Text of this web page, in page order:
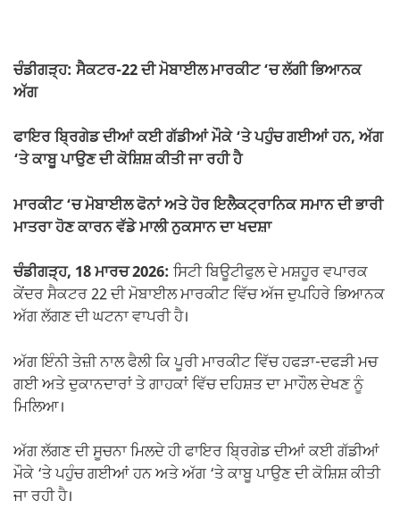
e
o
o
k
s
p
p
gr
m
y
n
k
e
ਚੰਡੀਗੜ੍ਹ: ਸੈਕਟਰ-22 ਦੀ ਮੋਬਾਈਲ ਮਾਰਕੀਟ ‘ਚ ਲੱਗੀ ਭਿਆਨਕ
ਅੱਗ
ਫਾਇਰ ਬ੍ਰਿਗੇਡ ਦੀਆਂ ਕਈ ਗੱਡੀਆਂ ਮੌਕੇ ‘ਤੇ ਪਹੁੰਚ ਗਈਆਂ ਹਨ, ਅੱਗ
‘ਤੇ ਕਾਬੂ ਪਾਉਣ ਦੀ ਕੋਸ਼ਿਸ਼ ਕੀਤੀ ਜਾ ਰਹੀ ਹੈ
ਮਾਰਕੀਟ ‘ਚ ਮੋਬਾਈਲ ਫੋਨਾਂ ਅਤੇ ਹੋਰ ਇਲੈਕਟ੍ਰਾਨਿਕ ਸਮਾਨ ਦੀ ਭਾਰੀ
ਮਾਤਰਾ ਹੋਣ ਕਾਰਨ ਵੱਡੇ ਮਾਲੀ ਨੁਕਸਾਨ ਦਾ ਖਦਸ਼ਾ
ਚੰਡੀਗੜ੍ਹ, 18 ਮਾਰਚ 2026: ਸਿਟੀ ਬਿਊਟੀਫੁਲ ਦੇ ਮਸ਼ਹੂਰ ਵਪਾਰਕ
ਕੇਂਦਰ ਸੈਕਟਰ 22 ਦੀ ਮੋਬਾਈਲ ਮਾਰਕੀਟ ਵਿੱਚ ਅੱਜ ਦੁਪਹਿਰੇ ਭਿਆਨਕ
ਅੱਗ ਲੱਗਣ ਦੀ ਘਟਨਾ ਵਾਪਰੀ ਹੈ।
ਅੱਗ ਇੰਨੀ ਤੇਜ਼ੀ ਨਾਲ ਫੈਲੀ ਕਿ ਪੂਰੀ ਮਾਰਕੀਟ ਵਿੱਚ ਹਫੜਾ-ਦਫੜੀ ਮਚ
ਗਈ ਅਤੇ ਦੁਕਾਨਦਾਰਾਂ ਤੇ ਗਾਹਕਾਂ ਵਿੱਚ ਦਹਿਸ਼ਤ ਦਾ ਮਾਹੌਲ ਦੇਖਣ ਨੂੰ
ਮਿਲਿਆ।
ਅੱਗ ਲੱਗਣ ਦੀ ਸੂਚਨਾ ਮਿਲਦੇ ਹੀ ਫਾਇਰ ਬ੍ਰਿਗੇਡ ਦੀਆਂ ਕਈ ਗੱਡੀਆਂ
ਮੌਕੇ ‘ਤੇ ਪਹੁੰਚ ਗਈਆਂ ਹਨ ਅਤੇ ਅੱਗ ‘ਤੇ ਕਾਬੂ ਪਾਉਣ ਦੀ ਕੋਸ਼ਿਸ਼ ਕੀਤੀ
ਜਾ ਰਹੀ ਹੈ।